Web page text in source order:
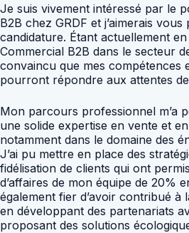
Je suis vivement intéressé par le
B2B chez GRDF et j’aimerais
candidature. Étant actuellement
Commercial B2B dans le secteur
convaincu que mes compétences
pourront répondre aux attentes
Mon parcours professionnel m’a
une solide expertise en vente et
notamment dans le domaine des
J’ai pu mettre en place des
fidélisation de clients qui ont
d’affaires de mon équipe de 20%
également fier d’avoir contribué à
en développant des partenariats
proposant des solutions